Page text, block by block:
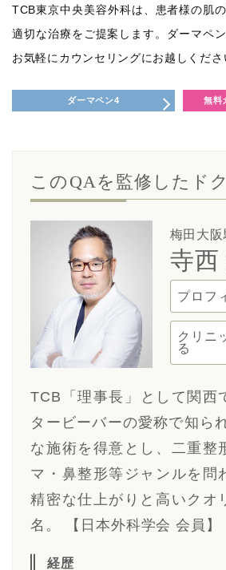
TCB東京中央美容外科は、患者様の肌
適切な治療をご提案します。ダーマペ
お気軽にカウンセリングにお越しくださ
ダーマペン4 無料
このQAを監修したド
梅田大
寺西
プロフ
クリニ
る
TCB「理事長」として関西
タービーバーの愛称で知ら
な施術を得意とし、二重整
マ・鼻整形等ジャンルを問
精密な仕上がりと高いクオ
名。 【日本外科学会 会員】
経歴